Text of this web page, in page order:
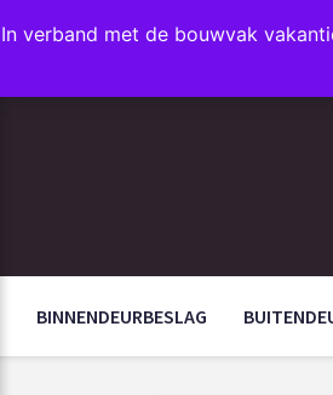
In verband met de bouwvak
FAVORIETEN
BINNENDEURBESLAG